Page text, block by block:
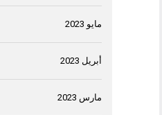
مايو 2023
أبريل 2023
مارس 2023